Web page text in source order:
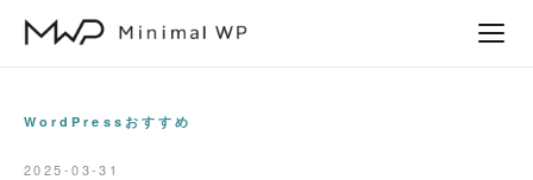
WordPressおすすめ
2025-03-31